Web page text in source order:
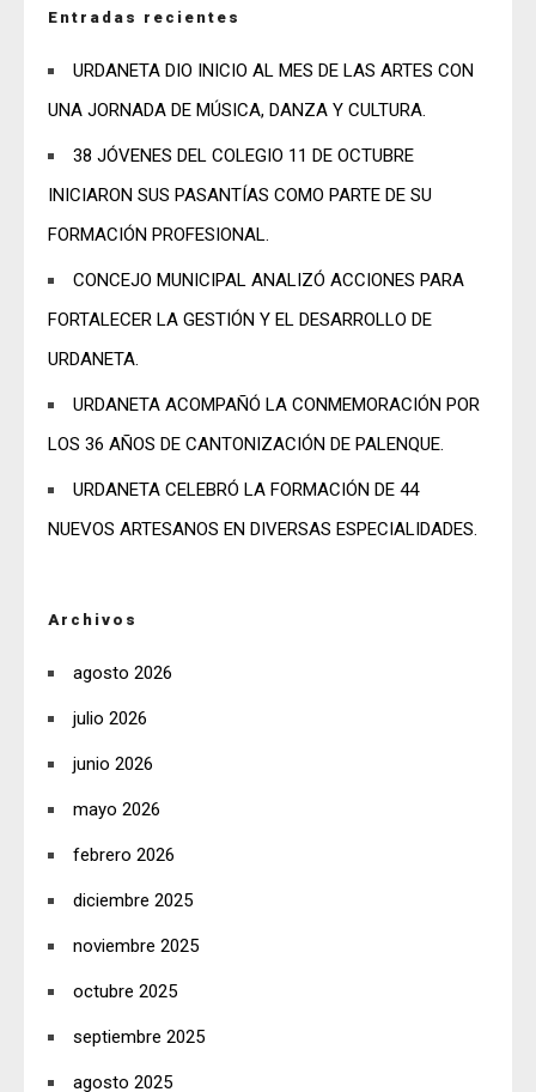
Entradas recientes
URDANETA DIO INICIO AL MES DE LAS ARTES CON
UNA JORNADA DE MÚSICA, DANZA Y CULTURA.
38 JÓVENES DEL COLEGIO 11 DE OCTUBRE
INICIARON SUS PASANTÍAS COMO PARTE DE SU
FORMACIÓN PROFESIONAL.
CONCEJO MUNICIPAL ANALIZÓ ACCIONES PARA
FORTALECER LA GESTIÓN Y EL DESARROLLO DE
URDANETA.
URDANETA ACOMPAÑÓ LA CONMEMORACIÓN POR
LOS 36 AÑOS DE CANTONIZACIÓN DE PALENQUE.
URDANETA CELEBRÓ LA FORMACIÓN DE 44
NUEVOS ARTESANOS EN DIVERSAS ESPECIALIDADES.
Archivos
agosto 2026
julio 2026
junio 2026
mayo 2026
febrero 2026
diciembre 2025
noviembre 2025
octubre 2025
septiembre 2025
agosto 2025